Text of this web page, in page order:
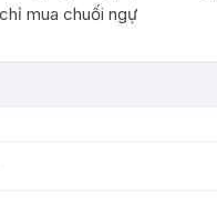
mua chuối ngự